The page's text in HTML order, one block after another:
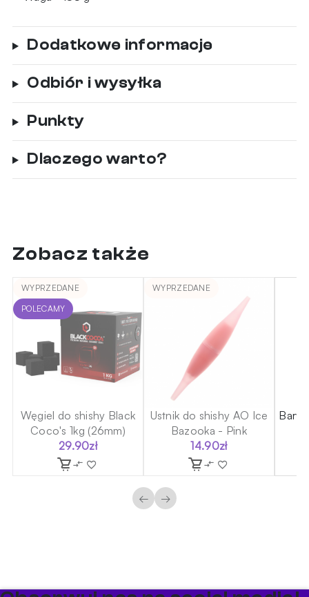
Dodatkowe informacje
Odbiór i wysyłka
Punkty
Dlaczego warto?
Zobacz także
WYPRZEDANE
POLECAMY
Węgiel do shishy Black
Coco's 1kg (26mm)
29.90zł
WYPRZEDANE
Ustnik do shishy AO Ice
Bazooka - Pink
14.90zł
← →